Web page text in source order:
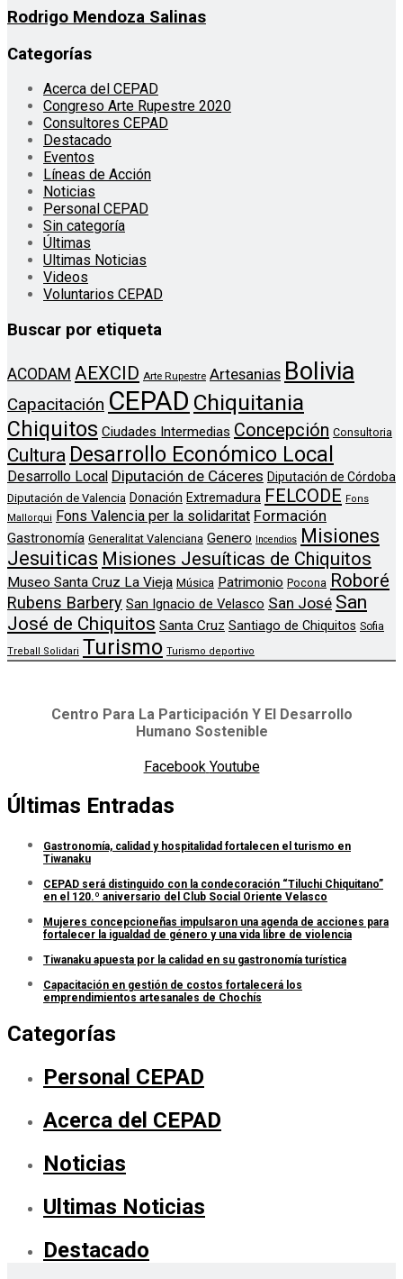
Rodrigo Mendoza Salinas
Categorías
Acerca del CEPAD
Congreso Arte Rupestre 2020
Consultores CEPAD
Destacado
Eventos
Líneas de Acción
Noticias
Personal CEPAD
Sin categoría
Últimas
Ultimas Noticias
Videos
Voluntarios CEPAD
Buscar por etiqueta
ACODAM AEXCID Arte Rupestre Artesanias Bolivia
Capacitación CEPAD Chiquitania
Chiquitos Ciudades Intermedias Concepción Consultoria
Cultura Desarrollo Económico Local
Desarrollo Local Diputación de Cáceres Diputación de Córdoba
Diputación de Valencia Donación Extremadura FELCODE Fons
Mallorqui Fons Valencia per la solidaritat Formación
Gastronomía Generalitat Valenciana Genero Incendios Misiones
Jesuiticas Misiones Jesuíticas de Chiquitos
Museo Santa Cruz La Vieja Música Patrimonio Pocona Roboré
Rubens Barbery San Ignacio de Velasco San José San
José de Chiquitos Santa Cruz Santiago de Chiquitos Sofia
Treball Solidari Turismo Turismo deportivo
Centro Para La Participación Y El Desarrollo
Humano Sostenible
Facebook Youtube
Últimas Entradas
Gastronomía, calidad y hospitalidad fortalecen el turismo en
Tiwanaku
CEPAD será distinguido con la condecoración “Tiluchi Chiquitano”
en el 120.º aniversario del Club Social Oriente Velasco
Mujeres concepcioneñas impulsaron una agenda de acciones para
fortalecer la igualdad de género y una vida libre de violencia
Tiwanaku apuesta por la calidad en su gastronomía turística
Capacitación en gestión de costos fortalecerá los
emprendimientos artesanales de Chochís
Categorías
Personal CEPAD
Acerca del CEPAD
Noticias
Ultimas Noticias
Destacado